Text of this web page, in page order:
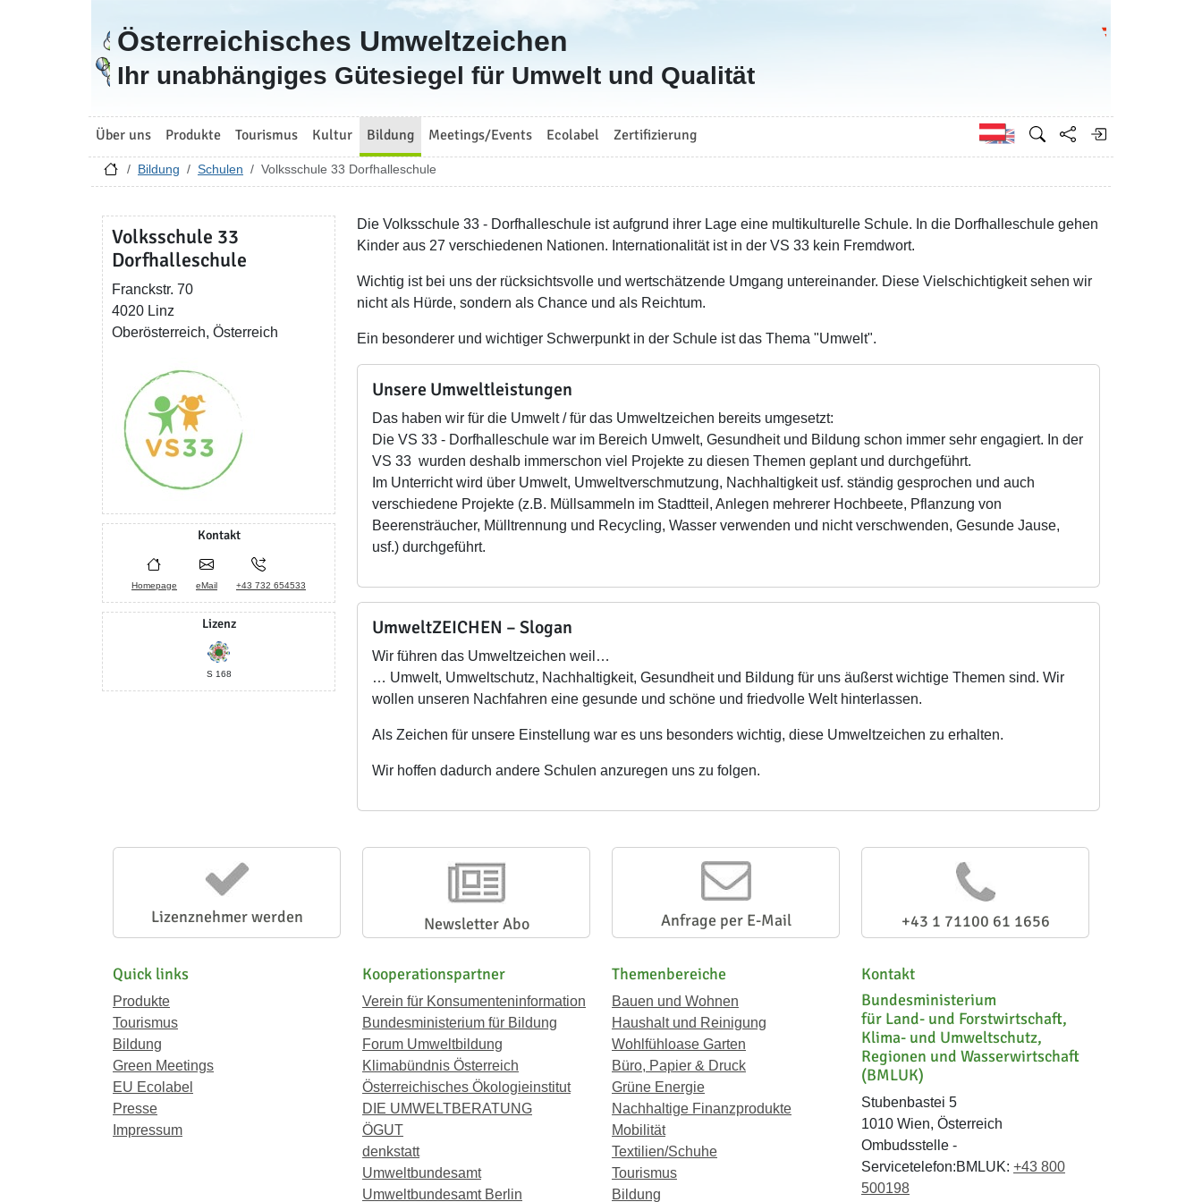
Zur Startseite
Österreichisches Umweltzeichen
Ihr unabhängiges Gütesiegel für Umwelt und Qualität
Über uns Produkte Tourismus Kultur Bildung Meetings/Events Ecolabel Zertifizierung Englisch
Bildung Schulen Volksschule 33 Dorfhalleschule
Volksschule 33
Dorfhalleschule
Franckstr. 70
4020 Linz
Oberösterreich, Österreich
Kontakt
Homepage eMail +43 732 654533
Lizenz
S 168
Die Volksschule 33 - Dorfhalleschule ist aufgrund ihrer Lage eine multikulturelle Schule. In die Dorfhalleschule gehen
Kinder aus 27 verschiedenen Nationen. Internationalität ist in der VS 33 kein Fremdwort.
Wichtig ist bei uns der rücksichtsvolle und wertschätzende Umgang untereinander. Diese Vielschichtigkeit sehen wir
nicht als Hürde, sondern als Chance und als Reichtum.
Ein besonderer und wichtiger Schwerpunkt in der Schule ist das Thema "Umwelt".
Unsere Umweltleistungen
Das haben wir für die Umwelt / für das Umweltzeichen bereits umgesetzt:
Die VS 33 - Dorfhalleschule war im Bereich Umwelt, Gesundheit und Bildung schon immer sehr engagiert. In der
VS 33 wurden deshalb immerschon viel Projekte zu diesen Themen geplant und durchgeführt.
Im Unterricht wird über Umwelt, Umweltverschmutzung, Nachhaltigkeit usf. ständig gesprochen und auch
verschiedene Projekte (z.B. Müllsammeln im Stadtteil, Anlegen mehrerer Hochbeete, Pflanzung von
Beerensträucher, Mülltrennung und Recycling, Wasser verwenden und nicht verschwenden, Gesunde Jause,
usf.) durchgeführt.
UmweltZEICHEN – Slogan
Wir führen das Umweltzeichen weil…
… Umwelt, Umweltschutz, Nachhaltigkeit, Gesundheit und Bildung für uns äußerst wichtige Themen sind. Wir
wollen unseren Nachfahren eine gesunde und schöne und friedvolle Welt hinterlassen.
Als Zeichen für unsere Einstellung war es uns besonders wichtig, diese Umweltzeichen zu erhalten.
Wir hoffen dadurch andere Schulen anzuregen uns zu folgen.
Lizenznehmer werden Newsletter Abo Anfrage per E-Mail +43 1 71100 61 1656
Quick links
Produkte
Tourismus
Bildung
Green Meetings
EU Ecolabel
Presse
Impressum
Kooperationspartner
Verein für Konsumenteninformation
Bundesministerium für Bildung
Forum Umweltbildung
Klimabündnis Österreich
Österreichisches Ökologieinstitut
DIE UMWELTBERATUNG
ÖGUT
denkstatt
Umweltbundesamt
Umweltbundesamt Berlin
Themenbereiche
Bauen und Wohnen
Haushalt und Reinigung
Wohlfühloase Garten
Büro, Papier & Druck
Grüne Energie
Nachhaltige Finanzprodukte
Mobilität
Textilien/Schuhe
Tourismus
Bildung
Kontakt
Bundesministerium
für Land- und Forstwirtschaft,
Klima- und Umweltschutz,
Regionen und Wasserwirtschaft
(BMLUK)
Stubenbastei 5
1010 Wien, Österreich
Ombudsstelle -
Servicetelefon:BMLUK: +43 800
500198